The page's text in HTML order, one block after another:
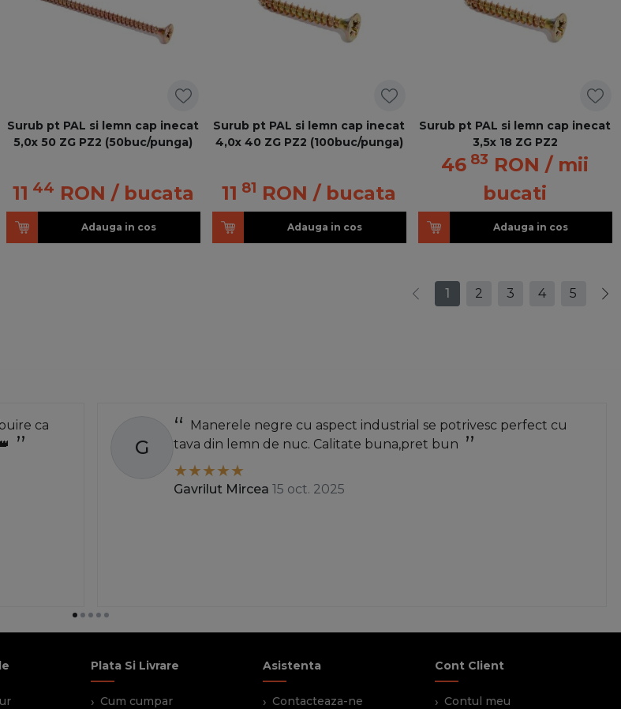
Surub pt PAL si lemn cap inecat
5,0x 50 ZG PZ2 (50buc/punga)
11 44 RON / bucata
Adauga in cos
Surub pt PAL si lemn cap inecat
4,0x 40 ZG PZ2 (100buc/punga)
11 81 RON / bucata
Adauga in cos
Surub pt PAL si lemn cap inecat
3,5x 18 ZG PZ2
46 83 RON / mii
bucati
Adauga in cos
1 2 3 4 5
ca
G
Manerele negre cu aspect industrial se potrivesc perfect cu
tava din lemn de nuc. Calitate buna,pret bun
Gavrilut Mircea 15 oct. 2025
Plata Si Livrare
Cum cumpar
Asistenta
Contacteaza-ne
Cont Client
Contul meu